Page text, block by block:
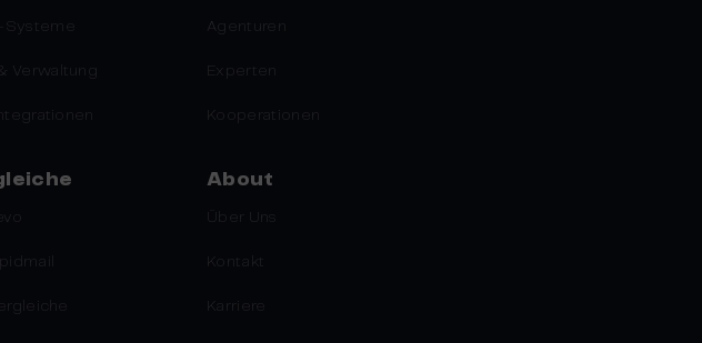
Systeme
Verwaltung
Agenturen
Experten
Kooperationen
About
Über Uns
Kontakt
Karriere